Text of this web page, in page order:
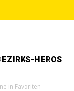
HEROS
in Favoriten